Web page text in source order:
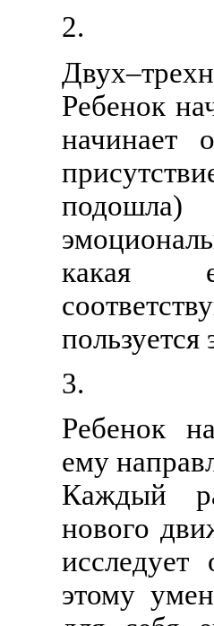
Ребенок
начинает
какая
пользуется
Ребенок
ему
Каждый
нового
этому